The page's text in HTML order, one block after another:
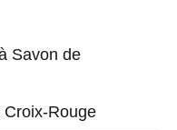
Savon de
Rouge